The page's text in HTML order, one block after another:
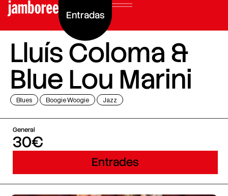
Entradas
Lluís Coloma &
Blue Lou Marini
Blues Boogie Woogie Jazz
General
30€
Entrades